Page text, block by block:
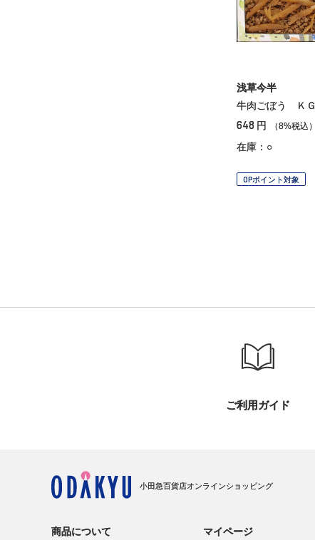
浅草今半
牛肉ごぼう ＫＧ
648 円 （8%税込）
在庫：○
OPポイント対象
ご利用ガイド
小田急百貨店オンラインショッピング
商品について マイページ